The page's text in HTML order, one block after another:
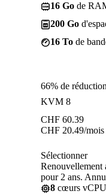
16 Go de
200 Go
16 To de
66% de réduction
KVM 8
CHF 60.39
CHF 20.49/mois
Sélectionner
pour 2 ans.
8 cœurs vCPU